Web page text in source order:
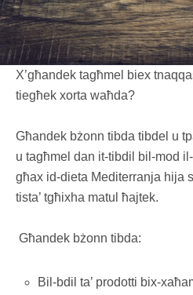
X’għandek tagħmel biex
tiegħek xorta waħda?
Għandek bżonn tibda tibdel u
u tagħmel dan it-tibdil bil-mod
għax id-dieta Mediterranja hija
tista’ tgħixha matul ħajtek.
Għandek bżonn tibda:
Bil-bdil ta’ prodotti bix-